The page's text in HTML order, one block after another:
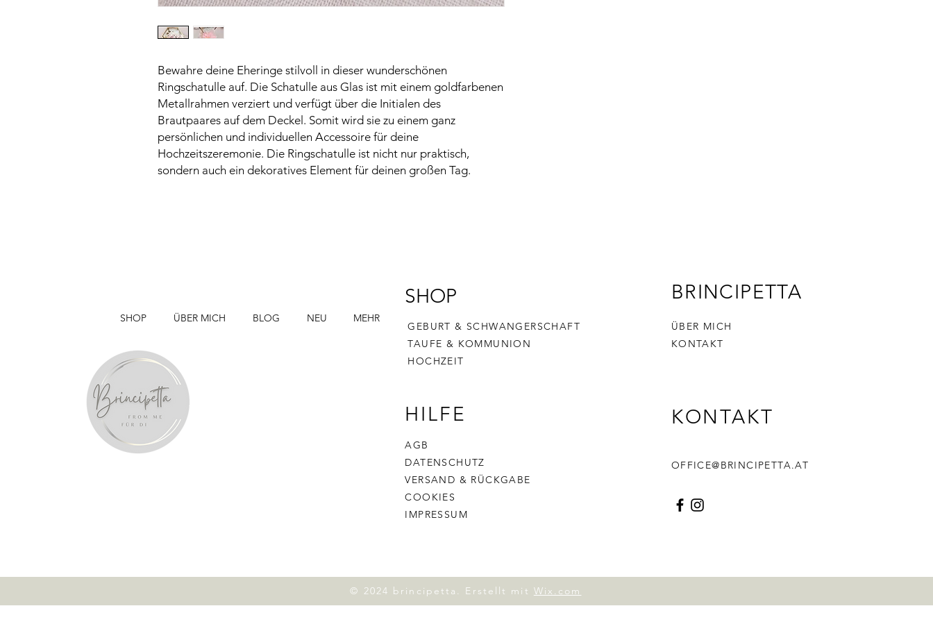
Bewahre deine Eheringe stilvoll in dieser wunderschönen
Ringschatulle auf. Die Schatulle aus Glas ist mit einem goldfarbenen
Metallrahmen verziert und verfügt über die Initialen des
Brautpaares auf dem Deckel. Somit wird sie zu einem ganz
persönlichen und individuellen Accessoire für deine
Hochzeitszeremonie. Die Ringschatulle ist nicht nur praktisch,
sondern auch ein dekoratives Element für deinen großen Tag.
SHOP
GEBURT & SCHWANGERSCHAFT
TAUFE & KOMMUNION
HOCHZEIT
HILFE
AGB
DATENSCHUTZ
VERSAND & RÜCKGABE
COOKIES
IMPRESSUM
BRINCIPETTA
ÜBER MICH
KONTAKT
KONTAKT
OFFICE@BRINCIPETTA.AT
© 2024 brincipetta. Erstellt mit Wix.com
SHOP ÜBER MICH BLOG NEU MEHR